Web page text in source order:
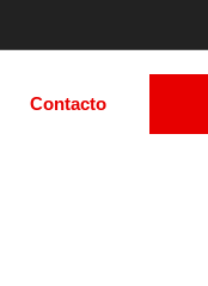
Contacto